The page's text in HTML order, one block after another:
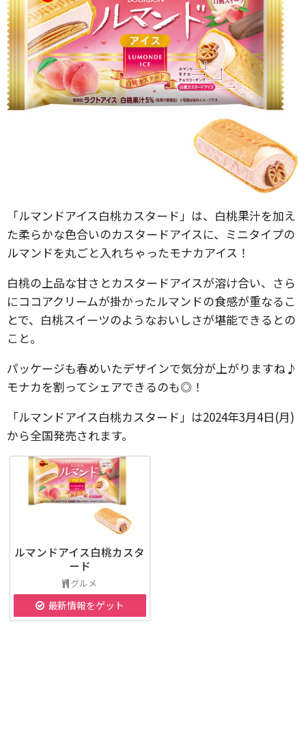
「ルマンドアイス白桃カスタード」は、白桃果汁を加え
た柔らかな色合いのカスタードアイスに、ミニタイプの
ルマンドを丸ごと入れちゃったモナカアイス！
白桃の上品な甘さとカスタードアイスが溶け合い、さら
にココアクリームが掛かったルマンドの食感が重なるこ
とで、白桃スイーツのようなおいしさが堪能できるとの
こと。
パッケージも春めいたデザインで気分が上がりますね♪
モナカを割ってシェアできるのも◎！
「ルマンドアイス白桃カスタード」は2024年3月4日(月)
から全国発売されます。
ルマンドアイス白桃カスタ
ード
グルメ
最新情報をゲット